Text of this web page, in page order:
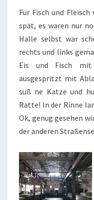
Für Fisch und
spät, es waren nur
Halle selbst war
rechts und links
Eis und Fisch mit
ausgespritzt mit
süß ne Katze und
Ratte! In der Rinne
Ok, genug gesehen
der anderen